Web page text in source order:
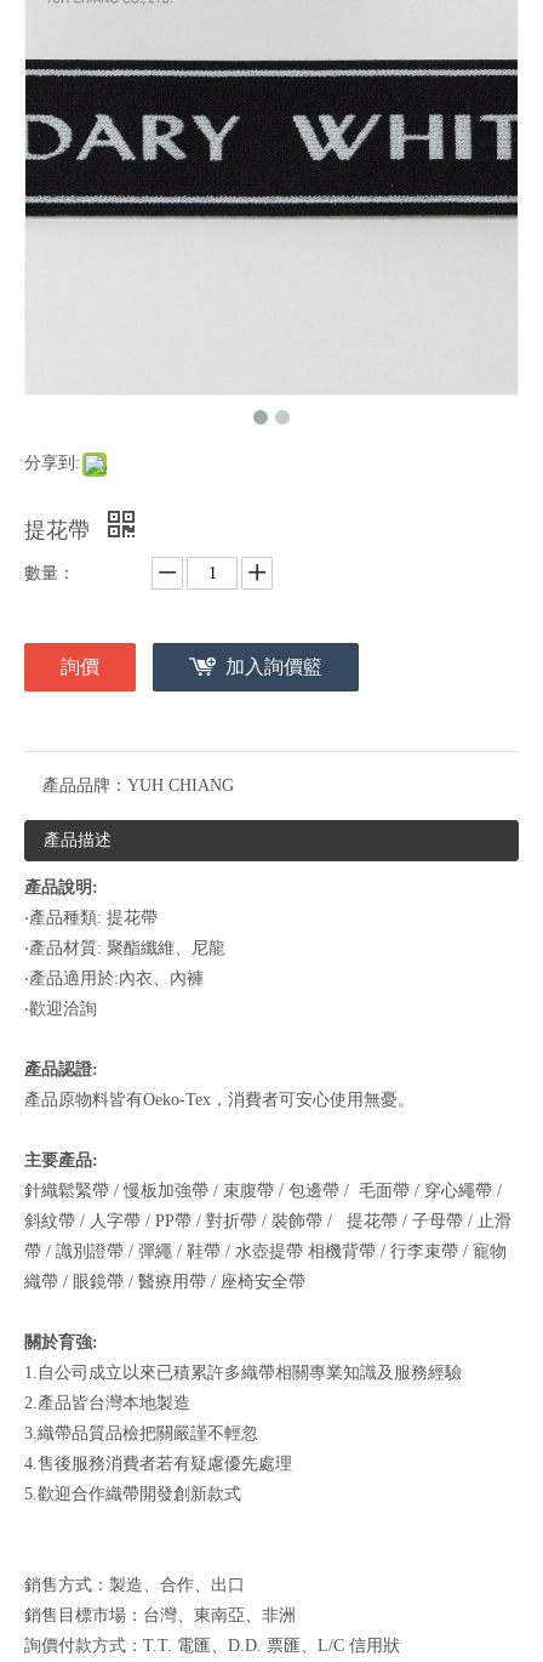
分享到:
提花帶
數量：
詢價 加入詢價籃
產品品牌： YUH CHIANG
產品描述
產品說明:
‧產品種類: 提花帶
‧產品材質: 聚酯纖維、尼龍
‧產品適用於:內衣、內褲
‧歡迎洽詢
產品認證:
產品原物料皆有Oeko-Tex，消費者可安心使用無憂。
主要產品:
針織鬆緊帶 / 慢板加強帶 / 束腹帶 / 包邊帶 / 毛面帶 / 穿心繩帶 /
斜紋帶 / 人字帶 / PP帶 / 對折帶 / 裝飾帶 / 提花帶 / 子母帶 / 止滑
帶 / 識別證帶 / 彈繩 / 鞋帶 / 水壺提帶 相機背帶 / 行李束帶 / 寵物
織帶 / 眼鏡帶 / 醫療用帶 / 座椅安全帶
關於育強:
1.自公司成立以來已積累許多織帶相關專業知識及服務經驗
2.產品皆台灣本地製造
3.織帶品質品檢把關嚴謹不輕忽
4.售後服務消費者若有疑慮優先處理
5.歡迎合作織帶開發創新款式
銷售方式：製造、合作、出口
銷售目標市場：台灣、東南亞、非洲
詢價付款方式：T.T. 電匯、D.D. 票匯、L/C 信用狀